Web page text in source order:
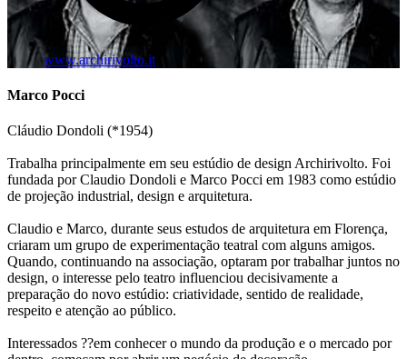
www.archirivolto.it
Marco Pocci
Cláudio Dondoli (*1954)
Trabalha principalmente em seu estúdio de design Archirivolto. Foi
fundada por Claudio Dondoli e Marco Pocci em 1983 como estúdio
de projeção industrial, design e arquitetura.
Claudio e Marco, durante seus estudos de arquitetura em Florença,
criaram um grupo de experimentação teatral com alguns amigos.
Quando, continuando na associação, optaram por trabalhar juntos no
design, o interesse pelo teatro influenciou decisivamente a
preparação do novo estúdio: criatividade, sentido de realidade,
respeito e atenção ao público.
Interessados ??em conhecer o mundo da produção e o mercado por